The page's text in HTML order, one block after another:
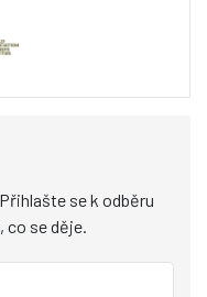
se k odběru
co se děje.